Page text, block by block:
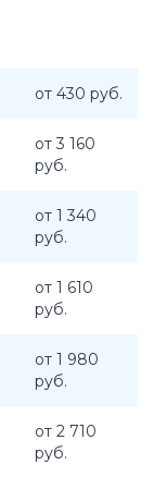
от 430 руб.
от 3 160
руб.
от 1 340
руб.
от 1 610
руб.
от 1 980
руб.
от 2 710
руб.